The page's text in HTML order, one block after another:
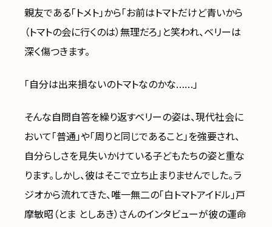
親友である「トメト」から「お前はトマトだけど青いから
（トマトの会に行くのは）無理だろ」と笑われ、ベリーは
深く傷つきます。
「自分は出来損ないのトマトなのかな……」
そんな自問自答を繰り返すベリーの姿は、現代社会に
おいて「普通」や「周りと同じであること」を強要され、
自分らしさを見失いかけている子どもたちの姿と重な
ります。しかし、彼はそこで立ち止まりませんでした。ラ
ジオから流れてきた、唯一無二の「白トマトアイドル」戸
摩敏昭（とま としあき）さんのインタビューが彼の運命